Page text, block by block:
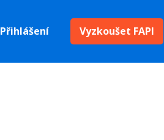
Přihlášení Vyzkoušet FAPI